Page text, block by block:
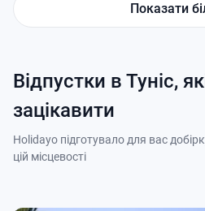
Показати
Відпустки в Туніс,
зацікавити
Holidayo підготувало для вас
цій місцевості